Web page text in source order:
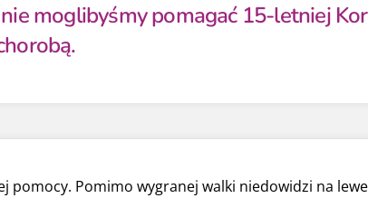
nie moglibyśmy pomagać 15-letniej
pomocy. Pomimo wygranej walki niedowidzi na